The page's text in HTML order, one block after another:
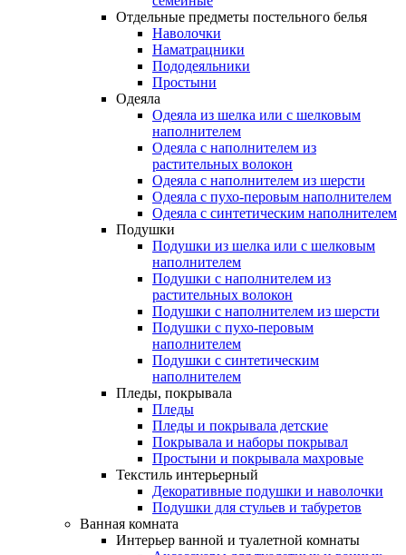
Отдельные предметы постельного белья
Наволочки
Наматрацники
Пододеяльники
Простыни
Одеяла
Одеяла из шелка или с шелковым
наполнителем
Одеяла с наполнителем из
растительных волокон
Одеяла с наполнителем из шерсти
Одеяла с пухо-перовым наполнителем
Одеяла с синтетическим наполнителем
Подушки
Подушки из шелка или с шелковым
наполнителем
Подушки с наполнителем из
растительных волокон
Подушки с наполнителем из шерсти
Подушки с пухо-перовым
наполнителем
Подушки с синтетическим
наполнителем
Пледы, покрывала
Пледы
Пледы и покрывала детские
Покрывала и наборы покрывал
Простыни и покрывала махровые
Текстиль интерьерный
Декоративные подушки и наволочки
Подушки для стульев и табуретов
Ванная комната
Интерьер ванной и туалетной комнаты